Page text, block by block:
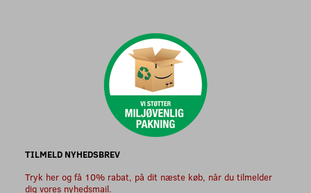
TILMELD NYHEDSBREV
Tryk her og få 10% rabat, på dit næste køb, når du tilmelder
dig vores nyhedsmail.